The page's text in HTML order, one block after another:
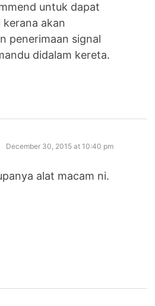
untuk dapat
kerana akan
penerimaan signal
didalam kereta.
says:
December 30, 2015 at 10:40 pm
alat macam ni.